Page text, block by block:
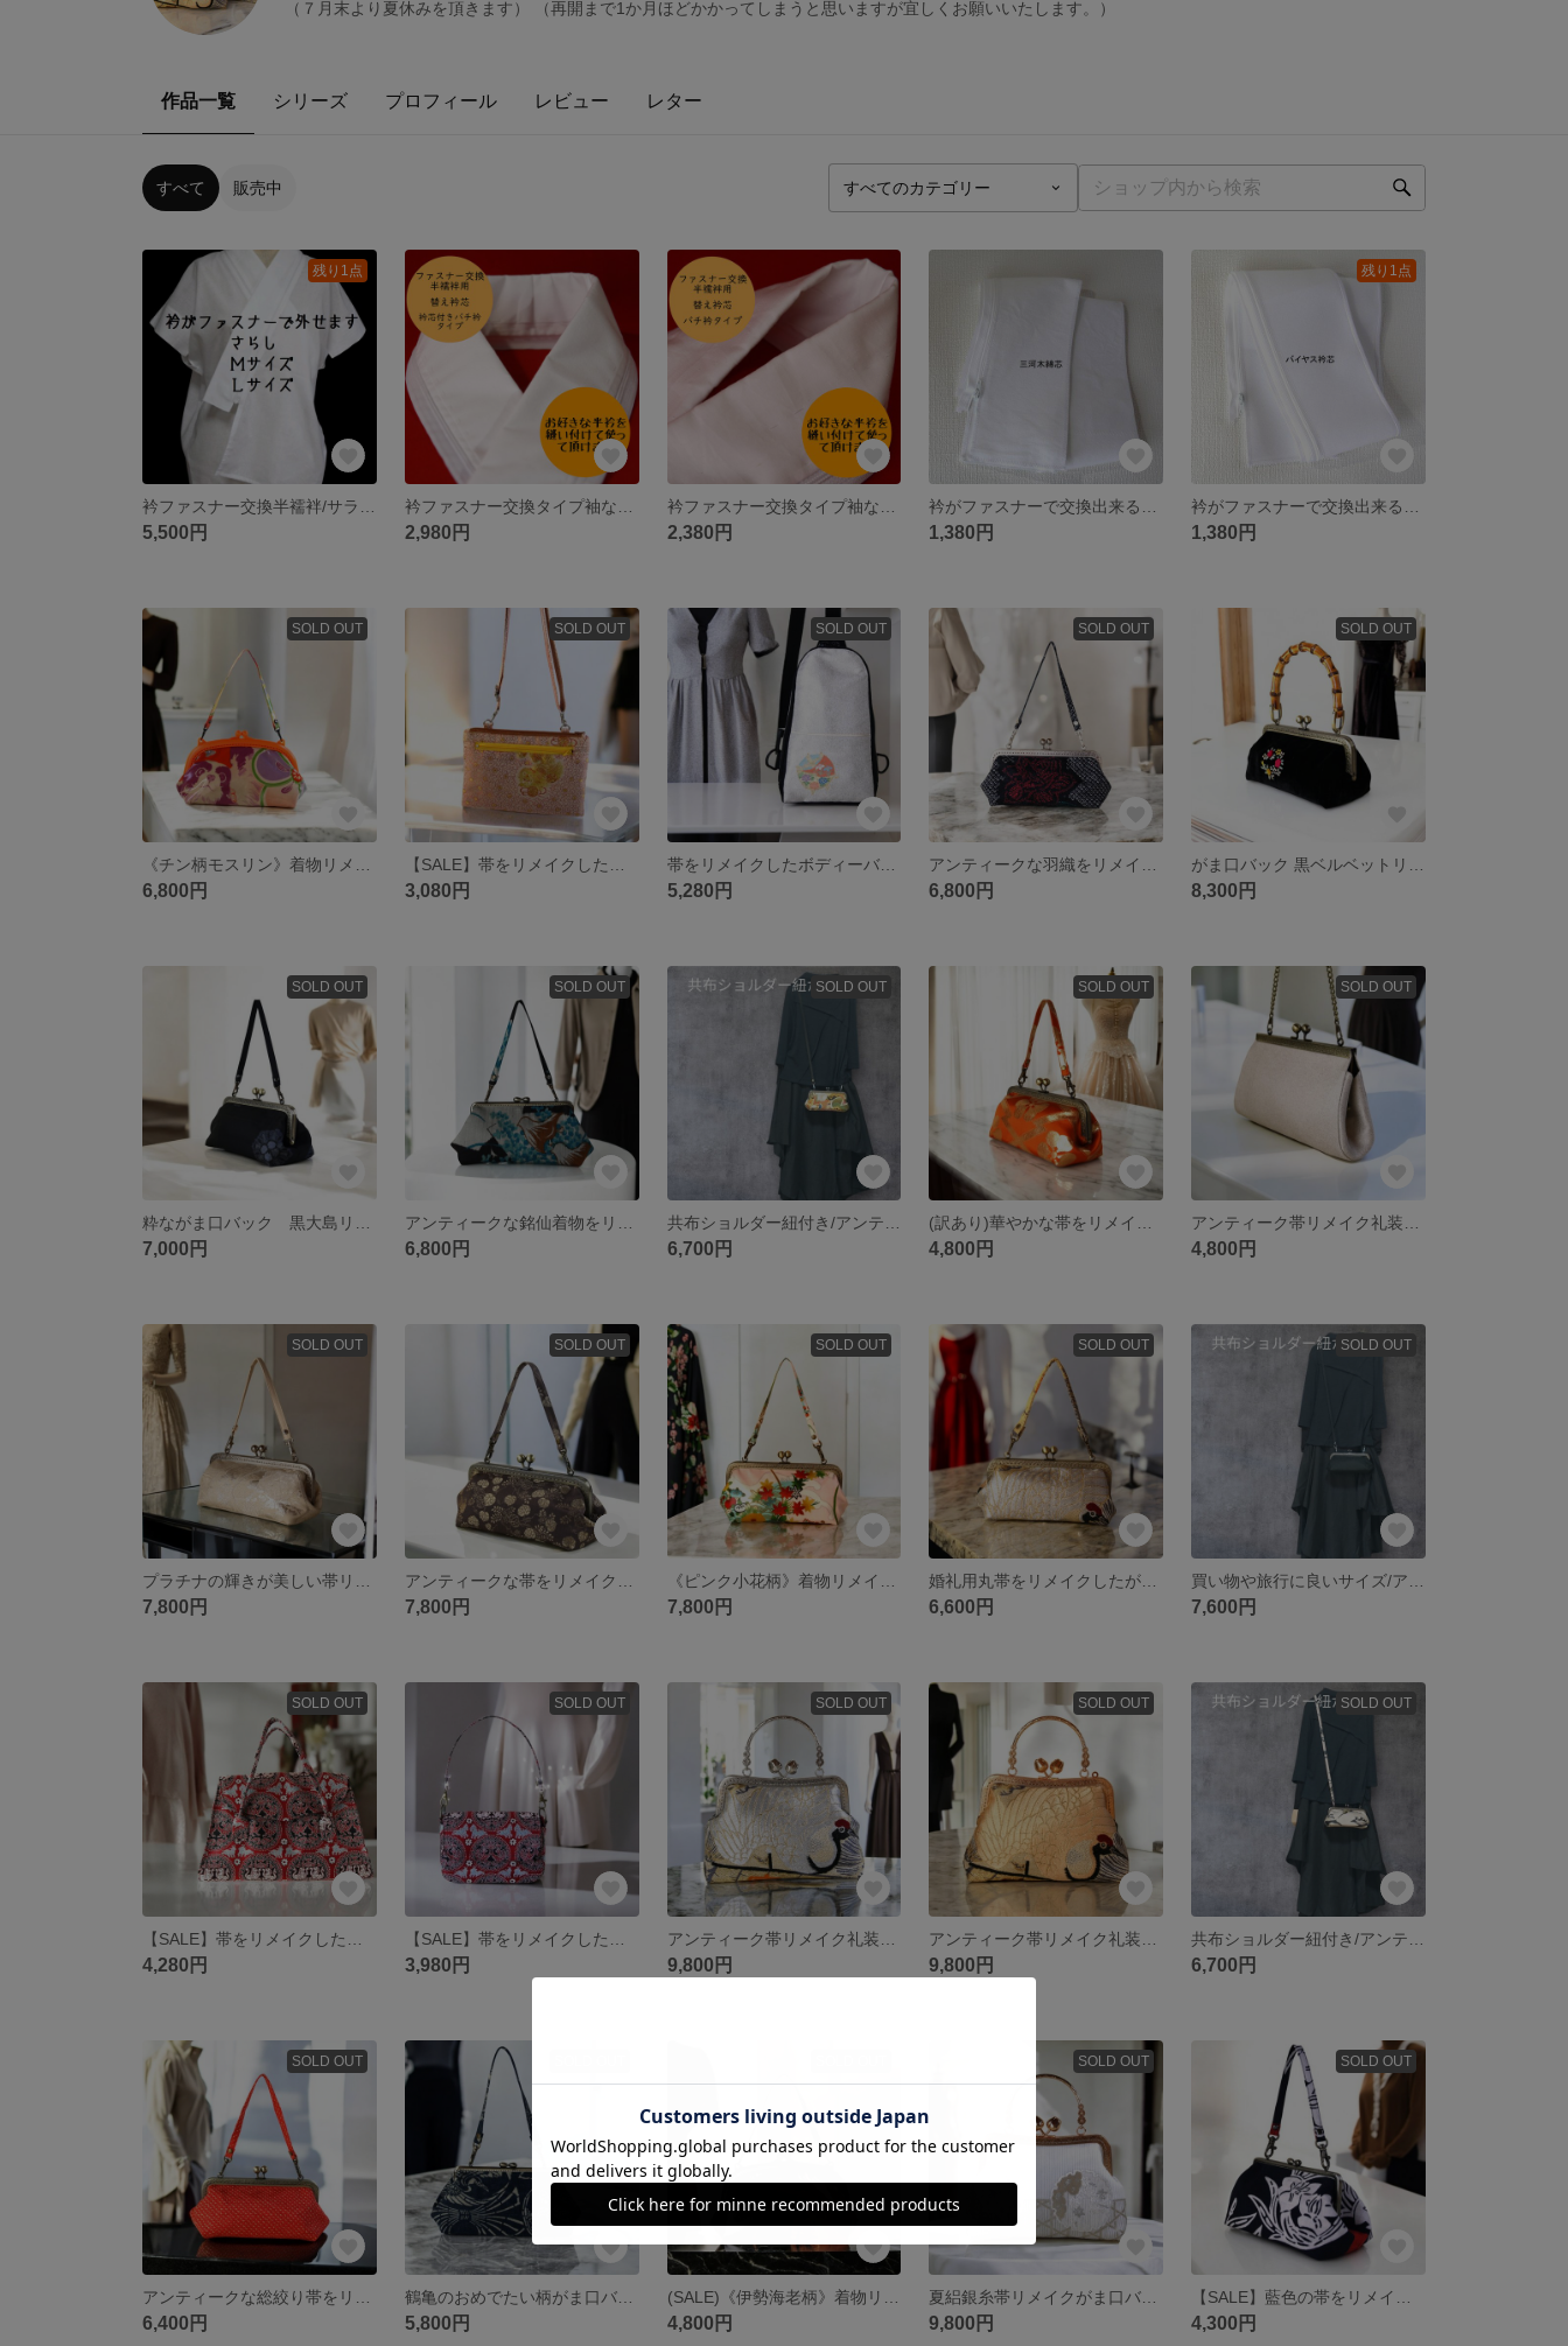
（７月末より夏休みを頂きます） （再開まで1か月ほどかかってしまうと思いますが宜しくお願いいたします。）
作品一覧 シリーズ プロフィール レビュー レター
すべて 販売中
残り1点
5,500円 2,980円 2,380円 1,380円
残り1点
1,380円
SOLD OUT
6,800円
SOLD OUT
3,080円
SOLD OUT
帯をリメイクしたボディーバッグ 綴れ帯使用 長財布入ります スマホ入ります 一点物 華やかバッグ 古布 個性的 シルバー byIRORI
5,280円
SOLD OUT
6,800円
SOLD OUT
8,300円
SOLD OUT
7,000円
SOLD OUT
6,800円
SOLD OUT
6,700円
SOLD OUT
4,800円
SOLD OUT
4,800円
SOLD OUT
7,800円
SOLD OUT
7,800円
SOLD OUT
7,800円
SOLD OUT
6,600円
SOLD OUT
7,600円
SOLD OUT
4,280円
SOLD OUT
3,980円
SOLD OUT
9,800円
SOLD OUT
9,800円
SOLD OUT
6,700円
SOLD OUT
6,400円
鶴亀のおめでたい柄がま口バック 古布 藍もめんをリメイクしました 着物にも洋服にも合う スマホ入ります 小さめバッグ
5,800円 4,800円
SOLD OUT
9,800円
SOLD OUT
4,300円